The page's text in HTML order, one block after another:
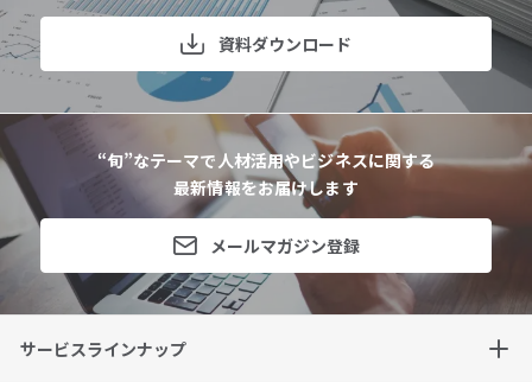
資料ダウンロード
“旬”なテーマで人材活用やビジネスに関する
最新情報をお届けします
メールマガジン登録
サービスラインナップ